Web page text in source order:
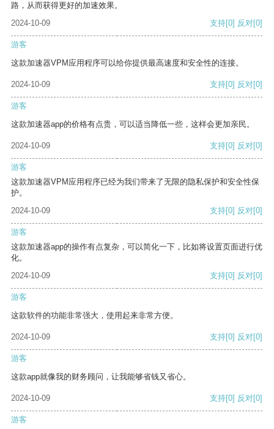
路，从而获得更好的加速效果。
2024-10-09
支持[0] 反对[0]
游客
这款加速器VPM应用程序可以给你提供最高速度和安全性的连接。
2024-10-09 支持[0] 反对[0]
游客
这款加速器app的价格有点贵，可以适当降低一些，这样会更加亲民。
2024-10-09 支持[0] 反对[0]
游客
这款加速器VPM应用程序已经为我们带来了无限的隐私保护和安全性保
护。
2024-10-09
支持[0] 反对[0]
游客
这款加速器app的操作有点复杂，可以简化一下，比如将设置页面进行优
化。
2024-10-09
支持[0] 反对[0]
游客
这款软件的功能非常强大，使用起来非常方便。
2024-10-09 支持[0] 反对[0]
游客
这款app就像我的财务顾问，让我能够省钱又省心。
2024-10-09 支持[0] 反对[0]
游客